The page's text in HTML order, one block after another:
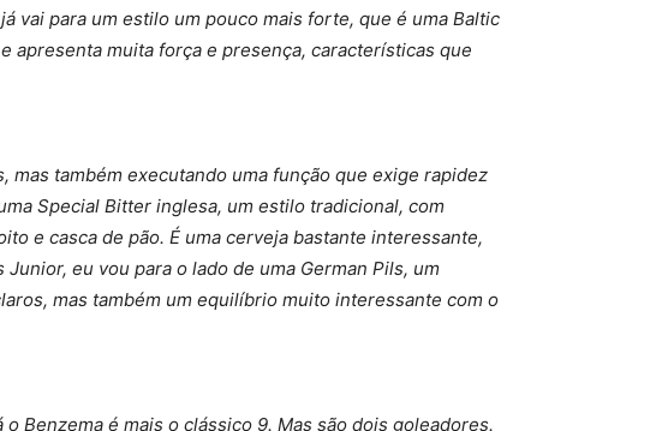
vai para um estilo um pouco mais forte, que é uma Baltic
apresenta muita força e presença, características que
mas também executando uma função que exige rapidez
Special Bitter inglesa, um estilo tradicional, com
e casca de pão. É uma cerveja bastante interessante,
eu vou para o lado de uma German Pils, um
mas também um equilíbrio muito interessante com o
Benzema é mais o clássico 9. Mas são dois goleadores.